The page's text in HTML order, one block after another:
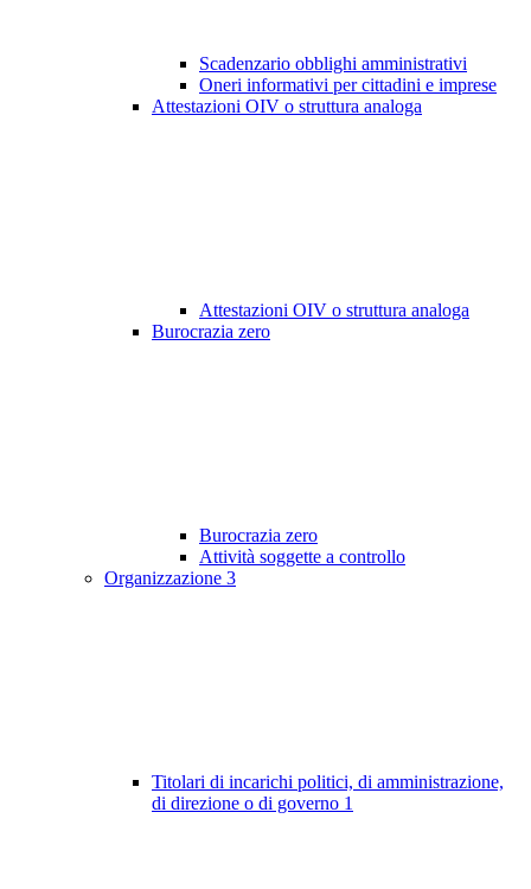
Scadenzario obblighi amministrativi
Oneri informativi per cittadini e imprese
Attestazioni OIV o struttura analoga
Attestazioni OIV o struttura analoga
Burocrazia zero
Burocrazia zero
Attività soggette a controllo
Organizzazione 3
Titolari di incarichi politici, di amministrazione,
di direzione o di governo 1